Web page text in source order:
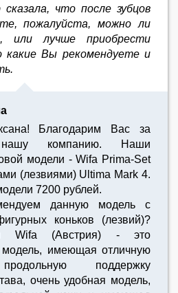
что после зубцов
пожалуйста, можно ли
или лучше приобрести
какие Вы рекомендуете и
Благодарим Вас за
компанию. Наши
модели - Wifa Prima-Set
(лезвиями) Ultima Mark 4.
7200 рублей.
данную модель с
коньков (лезвий)?
Wifa (Австрия) - это
модель, имеющая отличную
поддержку
очень удобная модель,